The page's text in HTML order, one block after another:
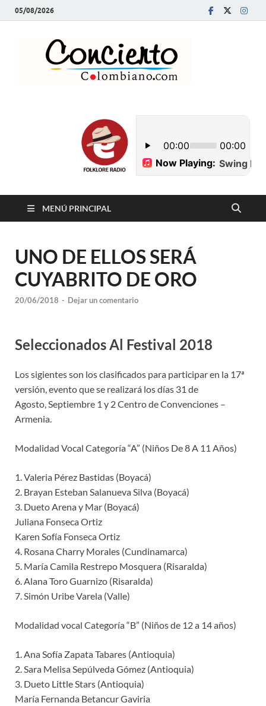
05/08/2026
MENÚ PRINCIPAL
UNO DE ELLOS SERÁ
CUYABRITO DE ORO
20/06/2018 - Dejar un comentario
Seleccionados Al Festival 2018
Los sigientes son los clasificados para participar en la 17ª
versión, evento que se realizará los días 31 de
Agosto, Septiembre 1 y 2 Centro de Convenciones –
Armenia.
Modalidad Vocal Categoría “A” (Niños De 8 A 11 Años)
1. Valeria Pérez Bastidas (Boyacá)
2. Brayan Esteban Salanueva Silva (Boyacá)
3. Dueto Arena y Mar (Boyacá)
Juliana Fonseca Ortiz
Karen Sofía Fonseca Ortiz
4. Rosana Charry Morales (Cundinamarca)
5. María Camila Restrepo Mosquera (Risaralda)
6. Alana Toro Guarnizo (Risaralda)
7. Simón Uribe Varela (Valle)
Modalidad vocal Categoría “B” (Niños de 12 a 14 años)
1. Ana Sofía Zapata Tabares (Antioquia)
2. Sara Melisa Sepúlveda Gómez (Antioquia)
3. Dueto Little Stars (Antioquia)
María Fernanda Betancur Gaviria